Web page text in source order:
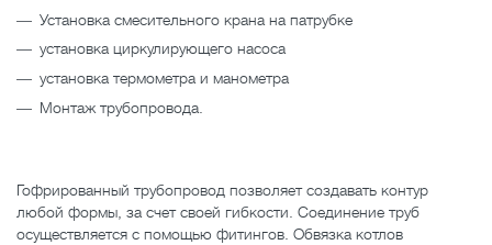
Установка смесительного крана на патрубке
установка циркулирующего насоса
установка термометра и манометра
Монтаж трубопровода.
Гофрированный трубопровод позволяет создавать контур
любой формы, за счет своей гибкости. Соединение труб
осуществляется с помощью фитингов. Обвязка котлов